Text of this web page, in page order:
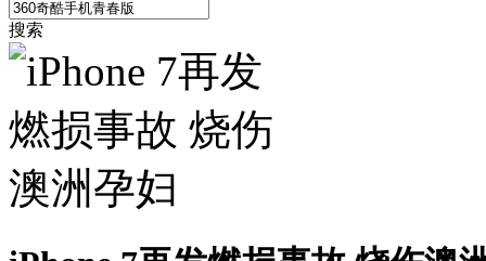
搜索